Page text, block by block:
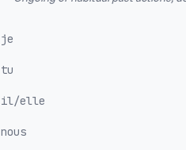
je
tu
il/elle
nous